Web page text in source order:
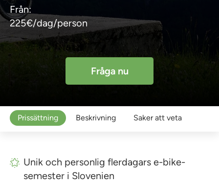
Från:
225€/dag/person
Fråga nu
Prissättning Beskrivning Saker att veta
Unik och personlig flerdagars e-bike-
semester i Slovenien